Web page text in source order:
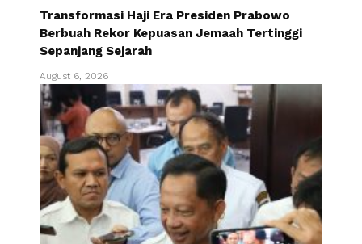
Transformasi Haji Era Presiden Prabowo
Berbuah Rekor Kepuasan Jemaah Tertinggi
Sepanjang Sejarah
August 6, 2026